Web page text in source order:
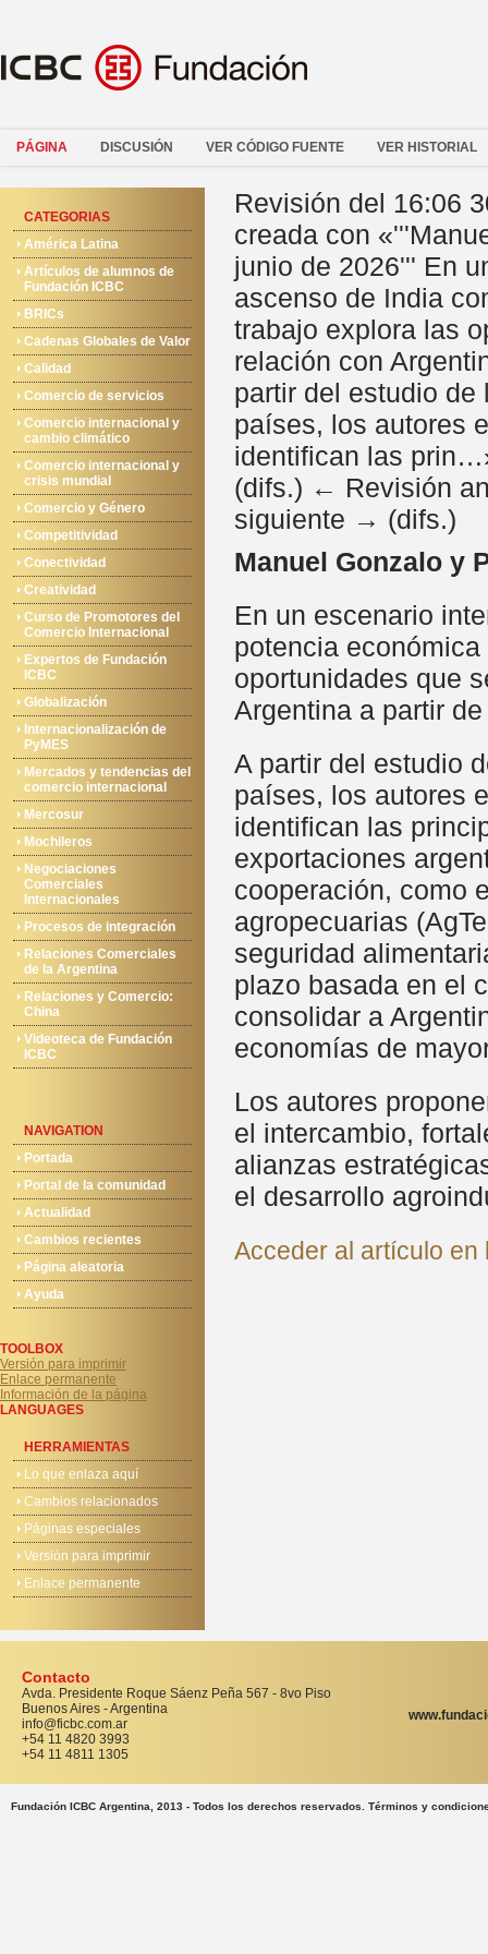
PÁGINA DISCUSIÓN VER CÓDIGO FUENTE VER HISTORIAL
CATEGORIAS
América Latina
Artículos de alumnos de
Fundación ICBC
BRICs
Cadenas Globales de Valor
Calidad
Comercio de servicios
Comercio internacional y
cambio climático
Comercio internacional y
crisis mundial
Comercio y Género
Competitividad
Conectividad
Creatividad
Curso de Promotores del
Comercio Internacional
Expertos de Fundación
ICBC
Globalización
Internacionalización de
PyMES
Mercados y tendencias del
comercio internacional
Mercosur
Mochileros
Negociaciones
Comerciales
Internacionales
Procesos de integración
Relaciones Comerciales
de la Argentina
Relaciones y Comercio:
China
Videoteca de Fundación
ICBC
NAVIGATION
Portada
Portal de la comunidad
Actualidad
Cambios recientes
Página aleatoria
Ayuda
TOOLBOX
Versión para imprimir
Enlace permanente
Información de la página
LANGUAGES
HERRAMIENTAS
Lo que enlaza aquí
Cambios relacionados
Páginas especiales
Versión para imprimir
Enlace permanente
Revisión del 16:06
creada con
junio de 2026''' En
ascenso de India
trabajo explora las
relación con
partir del estudio
países, los autores
identifican las
(difs.) ← Revisión
siguiente → (difs.)
Manuel Gonzalo y
En un escenario
potencia
oportunidades que
Argentina a partir
A partir del estudio
países, los autores
identifican las
exportaciones
cooperación, como
agropecuarias
seguridad
plazo basada en el
consolidar a
economías de
Los autores
el intercambio,
alianzas
el desarrollo
Acceder al artículo en
Contacto
Avda. Presidente Roque Sáenz Peña 567 - 8vo Piso
Buenos Aires - Argentina
info@ficbc.com.ar
+54 11 4820 3993
+54 11 4811 1305
Fundación ICBC Argentina, 2013 - Todos los derechos reservados. Términos y